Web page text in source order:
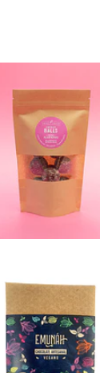
Energy
Balls Al...
$6.990
Chocolate
Emuna...